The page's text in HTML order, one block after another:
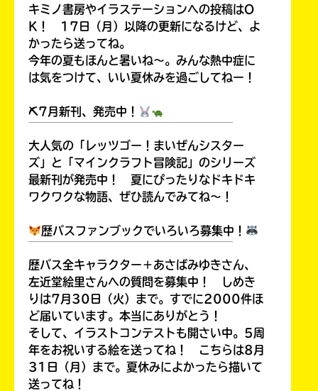
Loading...
キミノ書房やイラステーションへの投稿はO
K！ 17日（月）以降の更新になるけど、よ
かったら送ってね。
今年の夏もほんと暑いね～。みんな熱中症に
は気をつけて、いい夏休みを過ごしてねー！
⛏7月新刊、発売中！
大人気の「レッツゴー！まいぜんシスター
ズ」と「マインクラフト冒険記」のシリーズ
最新刊が発売中！ 夏にぴったりなドキドキ
ワクワクな物語、ぜひ読んでみてね～！
歴バスファンブックでいろいろ募集中！
歴バス全キャラクター＋あさばみゆきさん、
左近堂絵里さんへの質問を募集中！ しめき
りは7月30日（火）まで。すでに2000件ほ
ど届いています。本当にありがとう！
そして、イラストコンテストも開さい中。5周
年をお祝いする絵を送ってね！ こちらは8月
31日（月）まで。夏休みによかったら描いて
送ってね！
入
内
容
に
エ
ラ
ー
が
あ